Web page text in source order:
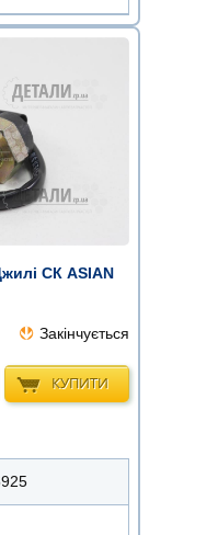
СК ASIAN
Закінчується
КУПИТИ